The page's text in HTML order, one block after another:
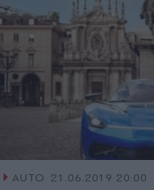
AUTO 21.06.2019 20:00